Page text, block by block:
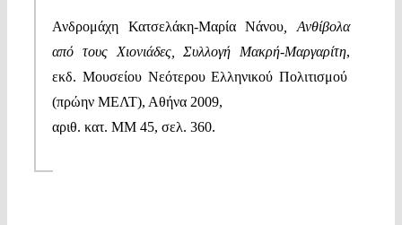
Ανδρομάχη Κατσελάκη-Μαρία Νάνου , Ανθίβολα
από τους Χιονιάδες, Συλλογή Μακρή-Μαργαρίτη,
εκδ. Μουσείου Νεότερου Ελληνικού Πολιτισμού
(πρώην ΜΕΛΤ), Αθήνα 2009,
αριθ. κατ. ΜΜ 45, σελ. 360.